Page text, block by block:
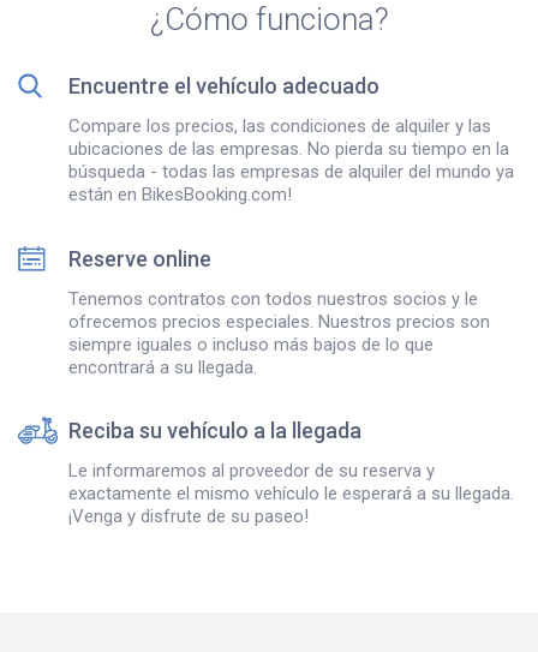
¿Cómo funciona?
Encuentre el vehículo adecuado
Compare los precios, las condiciones de alquiler y las
ubicaciones de las empresas. No pierda su tiempo en la
búsqueda - todas las empresas de alquiler del mundo ya
están en BikesBooking.com!
Reserve online
Tenemos contratos con todos nuestros socios y le
ofrecemos precios especiales. Nuestros precios son
siempre iguales o incluso más bajos de lo que
encontrará a su llegada.
Reciba su vehículo a la llegada
Le informaremos al proveedor de su reserva y
exactamente el mismo vehículo le esperará a su llegada.
¡Venga y disfrute de su paseo!